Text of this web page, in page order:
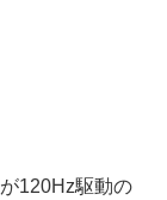
120Hz駆動の